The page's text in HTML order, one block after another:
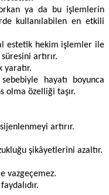
ya da bu işlemlerin
kullanılabilen en etkili
estetik hekim işlemler ile
süresini artırır.
yaratır.
hayatı boyunca
olma özelliği taşır.
artırır.
şikâyetlerini azaltır.
vazgeçemez.